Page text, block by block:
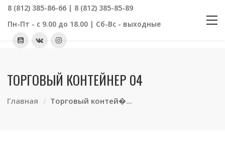
8 (812) 385-86-66 | 8 (812) 385-85-89
Пн-Пт - с 9.00 до 18.00 | Сб-Вс - выходные
ТОРГОВЫЙ КОНТЕЙНЕР 04
Главная Торговый контей�...